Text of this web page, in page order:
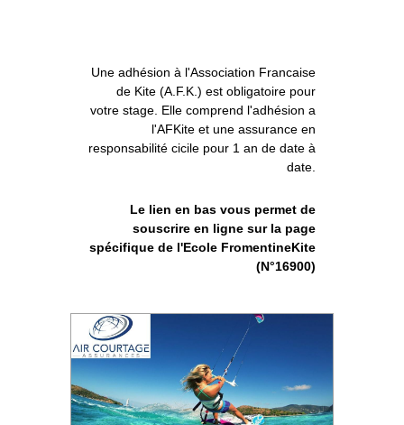
Une adhésion à l'Association Francaise
de Kite (A.F.K.) est obligatoire pour
votre stage. Elle comprend l'adhésion a
l'AFKite et une assurance en
responsabilité cicile pour 1 an de date à
date.
Le lien en bas vous permet de
souscrire en ligne sur la page
spécifique de l'Ecole FromentineKite
(N°16900)